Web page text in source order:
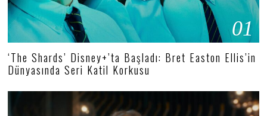
01
‘The Shards’ Disney+’ta Başladı: Bret Easton Ellis’in
Dünyasında Seri Katil Korkusu